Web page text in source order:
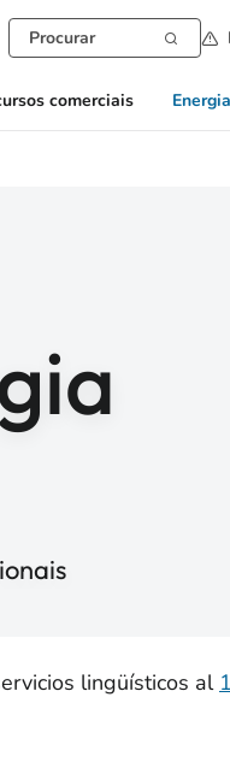
comerciais
lingüísticos al